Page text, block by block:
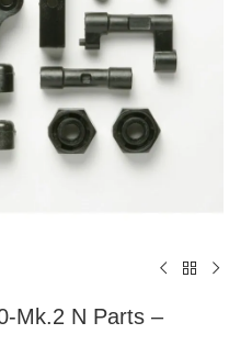
Mk.2 N Parts –